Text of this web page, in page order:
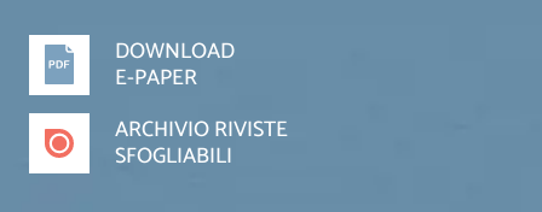
DOWNLOAD
E-PAPER
ARCHIVIO RIVISTE
SFOGLIABILI